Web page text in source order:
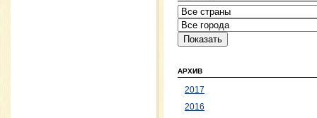
АРХИВ
2017
2016